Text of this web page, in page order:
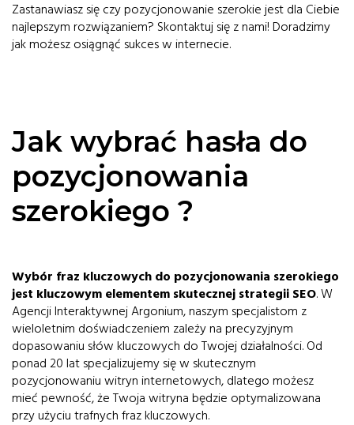
Zastanawiasz się czy pozycjonowanie szerokie jest dla Ciebie
najlepszym rozwiązaniem? Skontaktuj się z nami! Doradzimy
jak możesz osiągnąć sukces w internecie.
Jak wybrać hasła do
pozycjonowania
szerokiego ?
Wybór fraz kluczowych do pozycjonowania szerokiego
jest kluczowym elementem skutecznej strategii SEO. W
Agencji Interaktywnej Argonium, naszym specjalistom z
wieloletnim doświadczeniem zależy na precyzyjnym
dopasowaniu słów kluczowych do Twojej działalności. Od
ponad 20 lat specjalizujemy się w skutecznym
pozycjonowaniu witryn internetowych, dlatego możesz
mieć pewność, że Twoja witryna będzie optymalizowana
przy użyciu trafnych fraz kluczowych.